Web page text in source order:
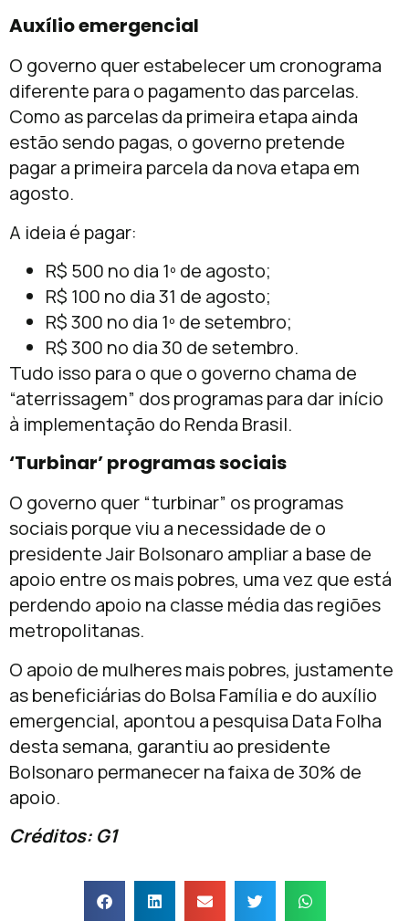
Auxílio emergencial
O governo quer estabelecer um cronograma
diferente para o pagamento das parcelas.
Como as parcelas da primeira etapa ainda
estão sendo pagas, o governo pretende
pagar a primeira parcela da nova etapa em
agosto.
A ideia é pagar:
R$ 500 no dia 1º de agosto;
R$ 100 no dia 31 de agosto;
R$ 300 no dia 1º de setembro;
R$ 300 no dia 30 de setembro.
Tudo isso para o que o governo chama de
“aterrissagem” dos programas para dar início
à implementação do Renda Brasil.
‘Turbinar’ programas sociais
O governo quer “turbinar” os programas
sociais porque viu a necessidade de o
presidente Jair Bolsonaro ampliar a base de
apoio entre os mais pobres, uma vez que está
perdendo apoio na classe média das regiões
metropolitanas.
O apoio de mulheres mais pobres, justamente
as beneficiárias do Bolsa Família e do auxílio
emergencial, apontou a pesquisa Data Folha
desta semana, garantiu ao presidente
Bolsonaro permanecer na faixa de 30% de
apoio.
Créditos: G1